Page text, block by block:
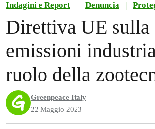
Indagini e Report Denuncia |
Direttiva UE sulla
emissioni
ruolo della
Greenpeace Italy
22 Maggio 2023